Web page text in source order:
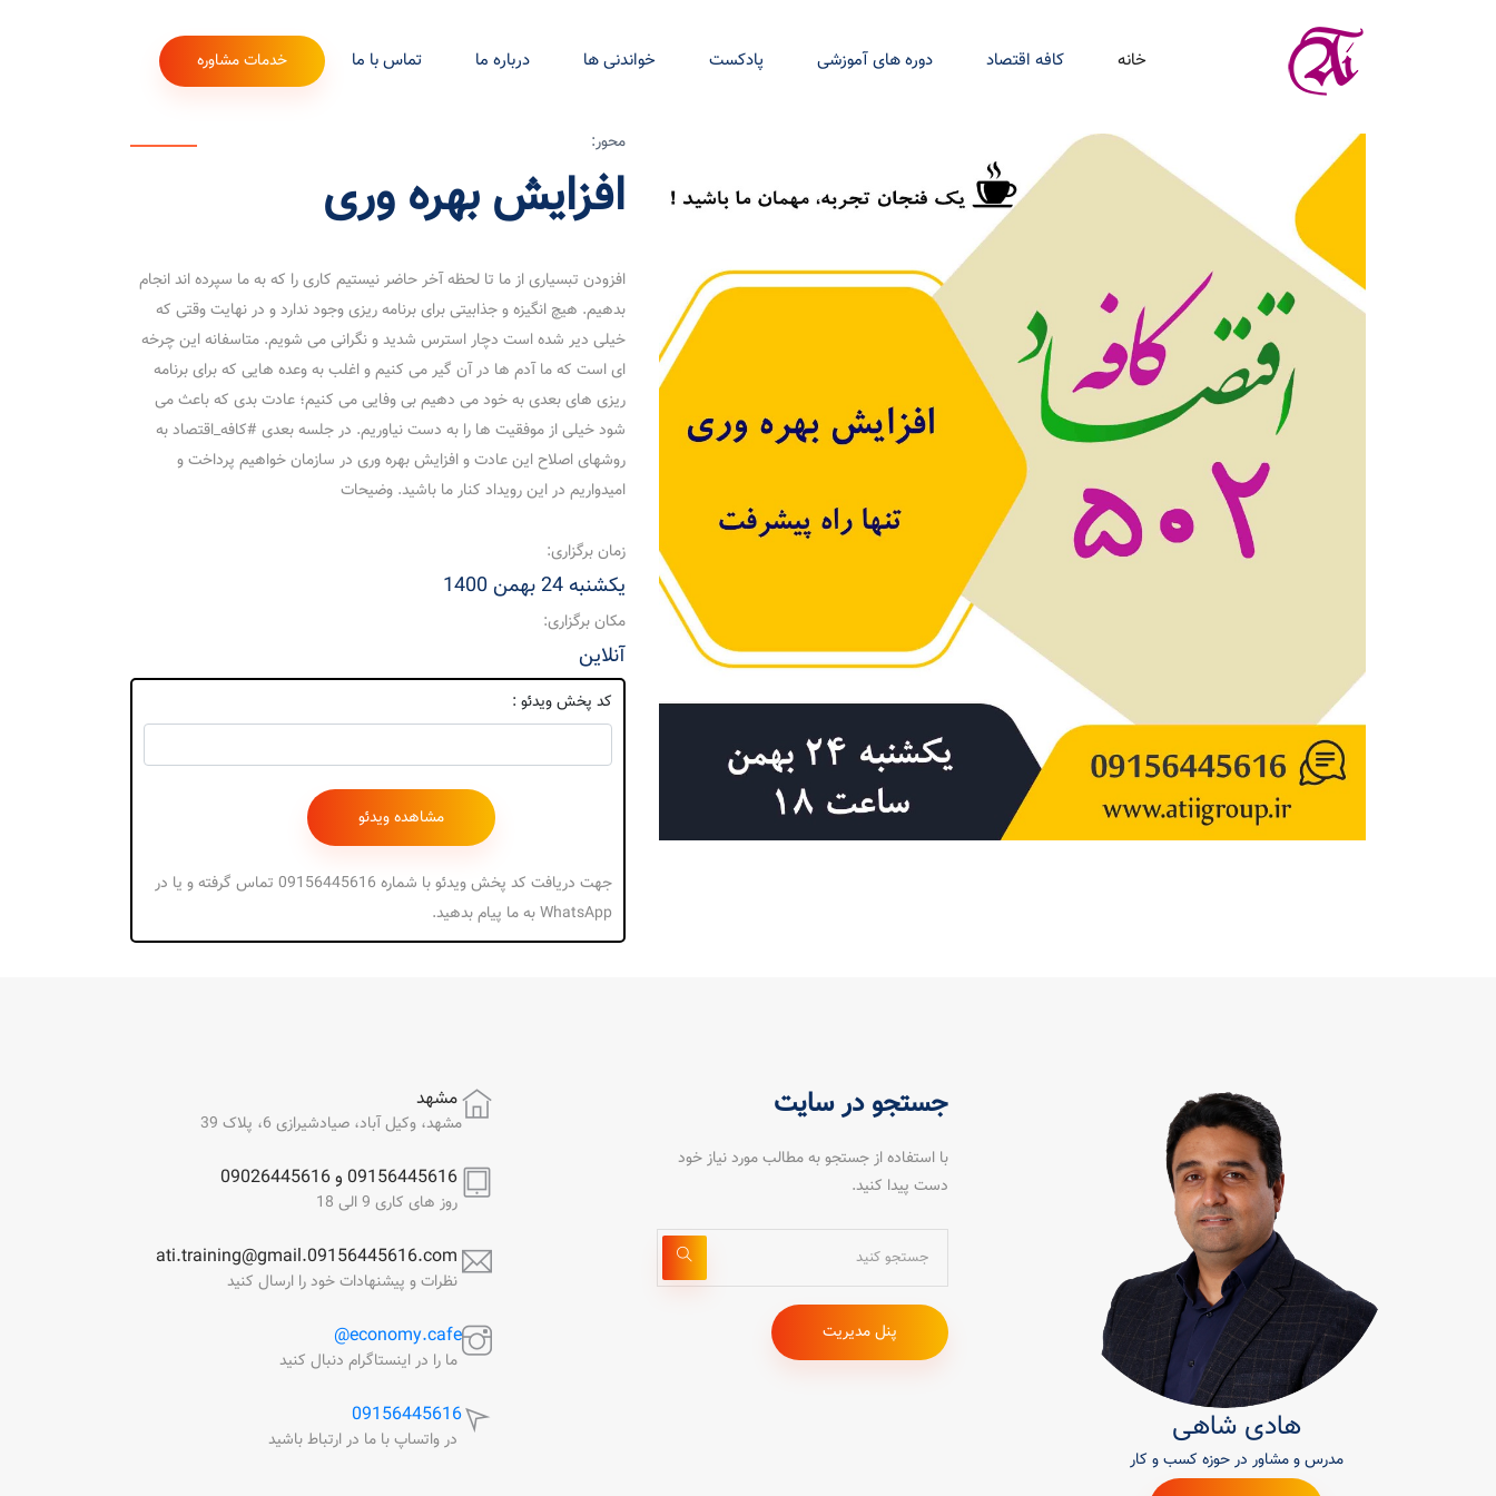
خانه کافه اقتصاد دوره های آموزشی پادکست خواندنی ها درباره ما تماس با ما خدمات مشاوره
محور:
افزایش بهره وری
افزودن تبسیاری از ما تا لحظه آخر حاضر نیستیم کاری را که به ما سپرده اند انجام
بدهیم. هیچ انگیزه و جذابیتی برای برنامه ریزی وجود ندارد و در نهایت وقتی که
خیلی دیر شده است دچار استرس شدید و نگرانی می شویم. متاسفانه این چرخه
ای است که ما آدم ها در آن گیر می کنیم و اغلب به وعده هایی که برای برنامه
ریزی های بعدی به خود می دهیم بی وفایی می کنیم؛ عادت بدی که باعث می
شود خیلی از موفقیت ها را به دست نیاوریم. در جلسه بعدی #کافه_اقتصاد به
روشهای اصلاح این عادت و افزایش بهره وری در سازمان خواهیم پرداخت و
امیدواریم در این رویداد کنار ما باشید. وضیحات
زمان برگزاری:
یکشنبه 24 بهمن 1400
مکان برگزاری:
آنلاین
کد پخش ویدئو :
جهت دریافت کد پخش ویدئو با شماره 09156445616 تماس گرفته و یا در
WhatsApp به ما پیام بدهید.
هادی شاهی
مدرس و مشاور در حوزه کسب و کار
جستجو در سایت
با استفاده از جستجو به مطالب مورد نیاز خود
دست پیدا کنید.
پنل مدیریت
مشهد
مشهد، وکیل آباد، صیادشیرازی 6، پلاک 39
روز های کاری 9 الی 18
نظرات و پیشنهادات خود را ارسال کنید
economy.cafe@
ما را در اینستاگرام دنبال کنید
09156445616
در واتساپ با ما در ارتباط باشید